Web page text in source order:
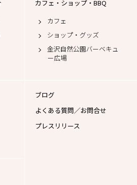
カフェ・ショップ・BBQ
カフェ
ショップ・グッズ
金沢自然公園バーベキュ
ー広場
ブログ
よくある質問／お問合せ
プレスリリース